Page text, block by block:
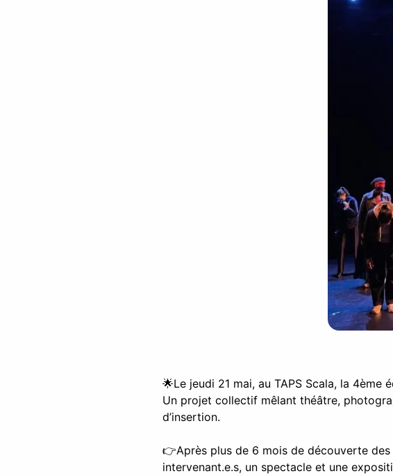
🌟Le jeudi 21 mai, au TAPS Scala, la
Un projet collectif mêlant théâtre,
d’insertion.
👉️Après plus de 6 mois de découverte
intervenant.e.s, un spectacle et une